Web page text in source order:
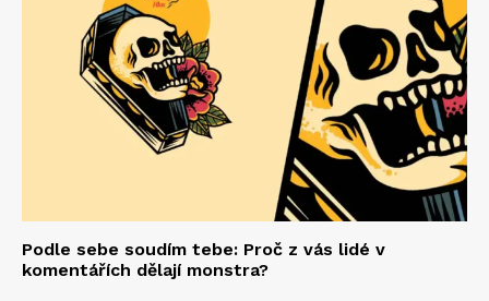
Podle sebe soudím tebe: Proč z vás lidé v
komentářích dělají monstra?